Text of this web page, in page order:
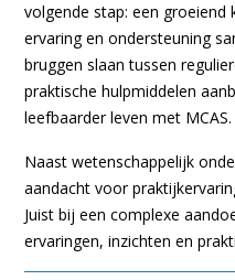
volgende stap: een
ervaring en ondersteuning
bruggen slaan tussen
praktische hulpmiddelen
leefbaarder leven met MCAS.
Naast wetenschappelijk
aandacht voor
Juist bij een complexe
ervaringen, inzichten en